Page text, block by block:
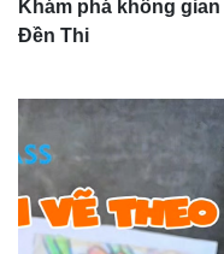
Khám phá không
Đền Thi